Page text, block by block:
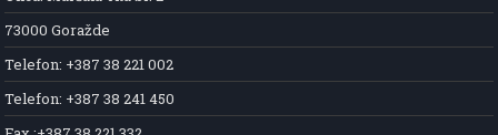
73000 Goražde
Telefon: +387 38 221 002
Telefon: +387 38 241 450